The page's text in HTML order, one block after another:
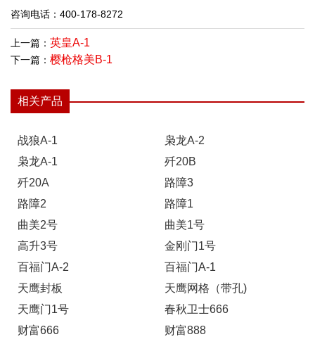
咨询电话：400-178-8272
上一篇： 英皇A-1
下一篇： 樱枪格美B-1
相关产品
战狼A-1
枭龙A-2
枭龙A-1
歼20B
歼20A
路障3
路障2
路障1
曲美2号
曲美1号
高升3号
金刚门1号
百福门A-2
百福门A-1
天鹰封板
天鹰网格（带孔)
天鹰门1号
春秋卫士666
财富666
财富888